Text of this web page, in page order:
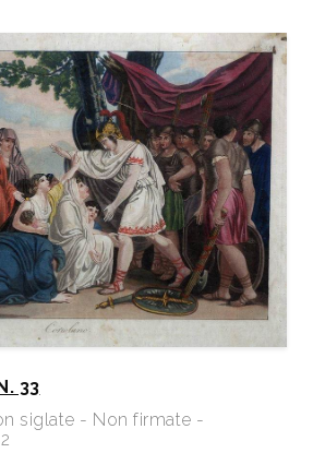
33
siglate - Non firmate -